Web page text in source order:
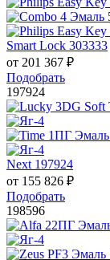
Smart Lock 303333
от 201 367 ₽
Подобрать
197924
Next 197924
от 155 826 ₽
Подобрать
198596